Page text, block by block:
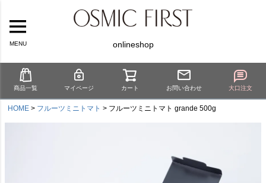
MENU onlineshop
商品一覧 マイページ カート お問い合わせ 大口注文
HOME フルーツミニトマト フルーツミニトマト grande 500g